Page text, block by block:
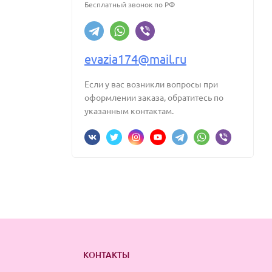
Бесплатный звонок по РФ
evazia174@mail.ru
Если у вас возникли вопросы при
оформлении заказа, обратитесь по
указанным контактам.
КОНТАКТЫ